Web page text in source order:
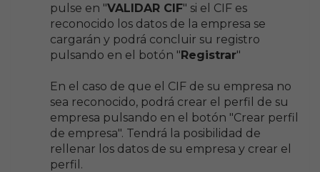
pulse en "VALIDAR CIF" si el CIF es
reconocido los datos de la empresa se
cargarán y podrá concluir su registro
pulsando en el botón "Registrar"
En el caso de que el CIF de su empresa no
sea reconocido, podrá crear el perfil de su
empresa pulsando en el botón "Crear perfil
de empresa". Tendrá la posibilidad de
rellenar los datos de su empresa y crear el
perfil.